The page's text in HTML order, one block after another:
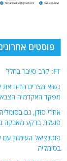
FT: קרב סייבר בחלל
מפקד האקדמיה
אחרי סודן, גם
פועלת ברקע מאבקה
פוטנציאל העימות
בסומליה
אבו דאבי: המשמעות
המציאות"